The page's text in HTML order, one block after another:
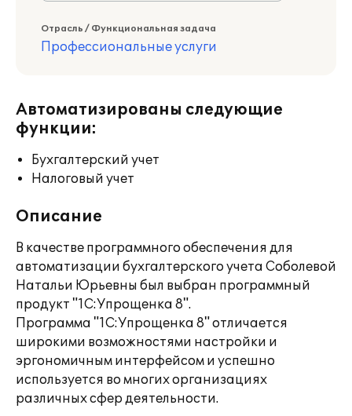
Отрасль / Функциональная задача
Профессиональные услуги
Автоматизированы следующие
функции:
Бухгалтерский учет
Налоговый учет
Описание
В качестве программного обеспечения для
автоматизации бухгалтерского учета Соболевой
Натальи Юрьевны был выбран программный
продукт "1С:Упрощенка 8".
Программа "1С:Упрощенка 8" отличается
широкими возможностями настройки и
эргономичным интерфейсом и успешно
используется во многих организациях
различных сфер деятельности.